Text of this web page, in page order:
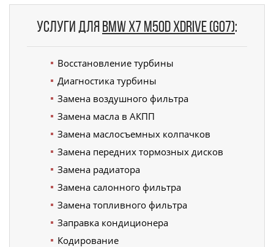
Услуги дляBMW X7 M50d xDrive (G07):
Восстановление турбины
Диагностика турбины
Замена воздушного фильтра
Замена масла в АКПП
Замена маслосъемных колпачков
Замена передних тормозных дисков
Замена радиатора
Замена салонного фильтра
Замена топливного фильтра
Заправка кондиционера
Кодирование